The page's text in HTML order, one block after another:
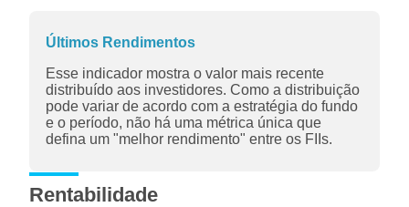
Últimos Rendimentos
Esse indicador mostra o valor mais recente
distribuído aos investidores. Como a distribuição
pode variar de acordo com a estratégia do fundo
e o período, não há uma métrica única que
defina um "melhor rendimento" entre os FIIs.
Rentabilidade